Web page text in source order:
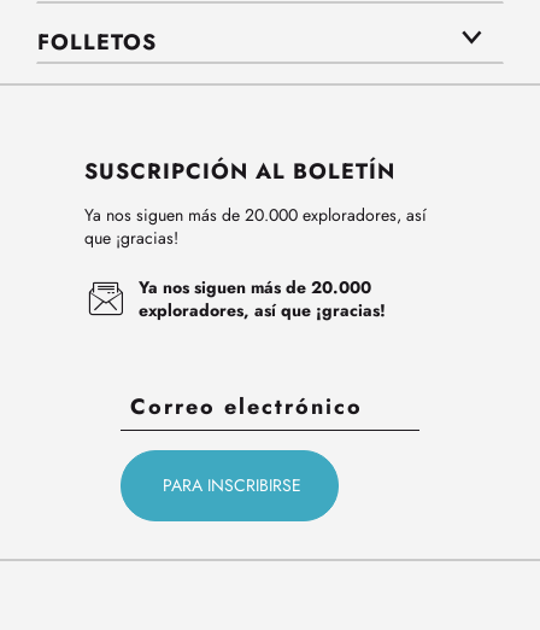
FOLLETOS
SUSCRIPCIÓN AL BOLETÍN
Ya nos siguen más de 20.000 exploradores, así
que ¡gracias!
Ya nos siguen más de 20.000
exploradores, así que ¡gracias!